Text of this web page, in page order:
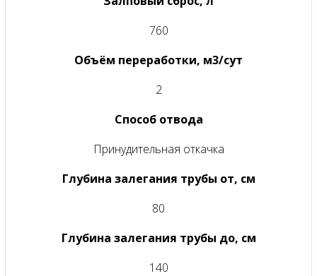
760
Объём переработки, м3/сут
2
Способ отвода
Принудительная откачка
Глубина залегания трубы от, см
80
Глубина залегания трубы до, см
140